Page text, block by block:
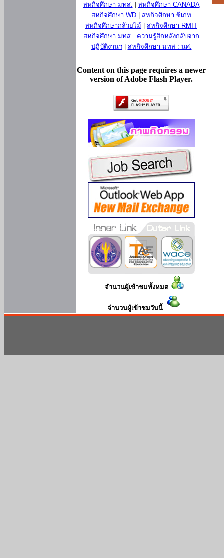
สหกิจศึกษา มทส.
สหกิจศึกษา CANADA
สหกิจศึกษา WD
สหกิจศึกษา ซีเกท
สหกิจศึกษากล้วยไม้
สหกิจศึกษา RMIT
สหกิจศึกษา มทส : ความรู้สึกหลังกลับจาก
ปฏิบัติงานฯ| สหกิจศึกษา มทส : นศ.
Content on this page requires a newer
version of Adobe Flash Player.
จำนวนผู้เข้าชมทั้งหมด :
จำนวนผู้เข้าชมวันนี้ :